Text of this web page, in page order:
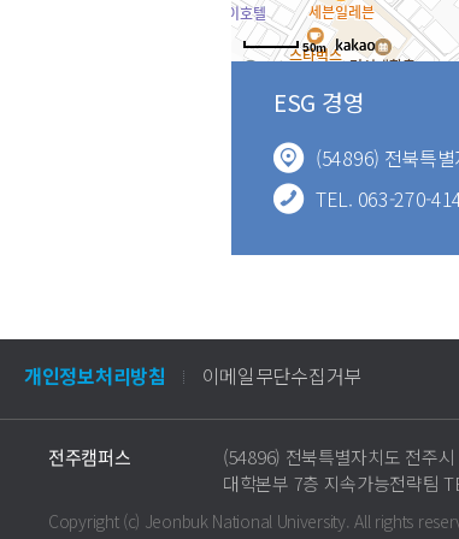
50m
ESG 경영
(54896) 전북특
TEL. 063-270-
개인정보처리방침 이메일무단수집거부
전주캠퍼스
(54896) 전북특별자치도 전주시
대학본부 7층 지속가능전략팀
Copyright (c) Jeonbuk National University.All rights